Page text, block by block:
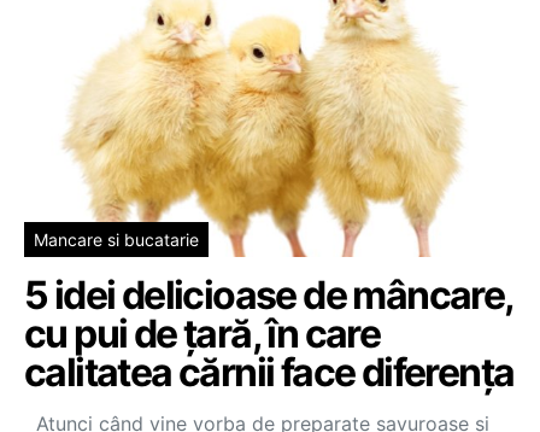
Mancare si bucatarie
5 idei delicioase de mâncare,
cu pui de țară, în care
calitatea cărnii face diferența
Atunci când vine vorba de preparate savuroase și